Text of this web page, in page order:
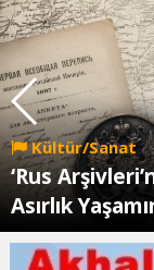
Kültür/Sanat
‘Rus
Asırlık